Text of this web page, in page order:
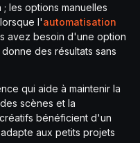
les options manuelles
l'automatisation
avez besoin d'une option
des résultats sans
qui aide à maintenir la
scènes et la
bénéficient d'un
aux petits projets